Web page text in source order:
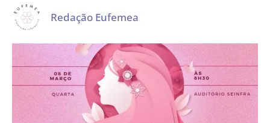
Redação Eufemea